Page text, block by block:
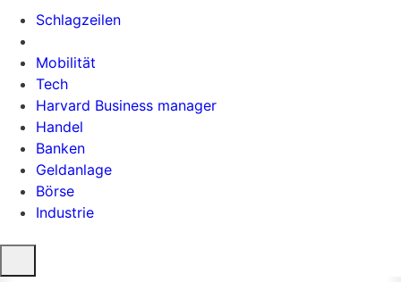
Schlagzeilen
Mobilität
Tech
Harvard Business manager
Handel
Banken
Geldanlage
Börse
Industrie
öffnen